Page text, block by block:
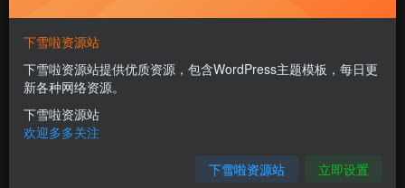
您当前未登录！建议登陆后购买，可保存购买订单
介绍
（带手机版数据同步）苗木草坪种植类网站织梦模板 绿化草
下雪啦资源站
下雪啦资源站提供优质资源，包含WordPress主题模板，每日更
新各种网络资源。
下雪啦资源站
欢迎多多关注
下雪啦资源站 立即设置